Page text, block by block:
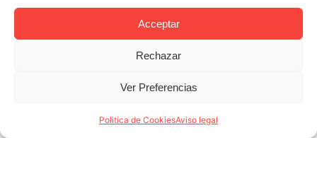
Acceptar
Rechazar
Ver Preferencias
Politica de CookiesAviso legal
huéspedes los servicios
premium que esperan de
nosotros.